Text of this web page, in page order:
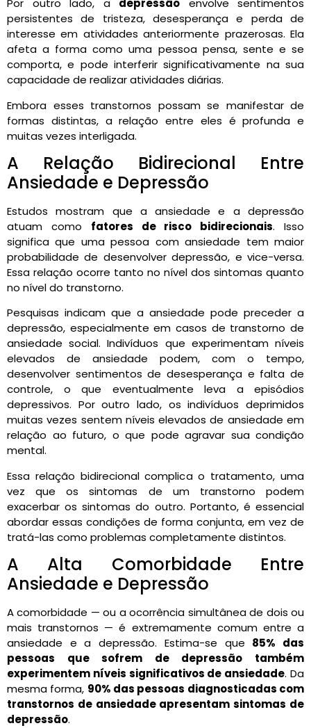
Por outro lado, a depressão envolve sentimentos
persistentes de tristeza, desesperança e perda de
interesse em atividades anteriormente prazerosas. Ela
afeta a forma como uma pessoa pensa, sente e se
comporta, e pode interferir significativamente na sua
capacidade de realizar atividades diárias.
Embora esses transtornos possam se manifestar de
formas distintas, a relação entre eles é profunda e
muitas vezes interligada.
A Relação Bidirecional Entre
Ansiedade e Depressão
Estudos mostram que a ansiedade e a depressão
atuam como fatores de risco bidirecionais. Isso
significa que uma pessoa com ansiedade tem maior
probabilidade de desenvolver depressão, e vice-versa.
Essa relação ocorre tanto no nível dos sintomas quanto
no nível do transtorno.
Pesquisas indicam que a ansiedade pode preceder a
depressão, especialmente em casos de transtorno de
ansiedade social. Indivíduos que experimentam níveis
elevados de ansiedade podem, com o tempo,
desenvolver sentimentos de desesperança e falta de
controle, o que eventualmente leva a episódios
depressivos. Por outro lado, os indivíduos deprimidos
muitas vezes sentem níveis elevados de ansiedade em
relação ao futuro, o que pode agravar sua condição
mental.
Essa relação bidirecional complica o tratamento, uma
vez que os sintomas de um transtorno podem
exacerbar os sintomas do outro. Portanto, é essencial
abordar essas condições de forma conjunta, em vez de
tratá-las como problemas completamente distintos.
A Alta Comorbidade Entre
Ansiedade e Depressão
A comorbidade — ou a ocorrência simultânea de dois ou
mais transtornos — é extremamente comum entre a
ansiedade e a depressão. Estima-se que 85% das
pessoas que sofrem de depressão também
experimentem níveis significativos de ansiedade. Da
mesma forma, 90% das pessoas diagnosticadas com
transtornos de ansiedade apresentam sintomas de
depressão.